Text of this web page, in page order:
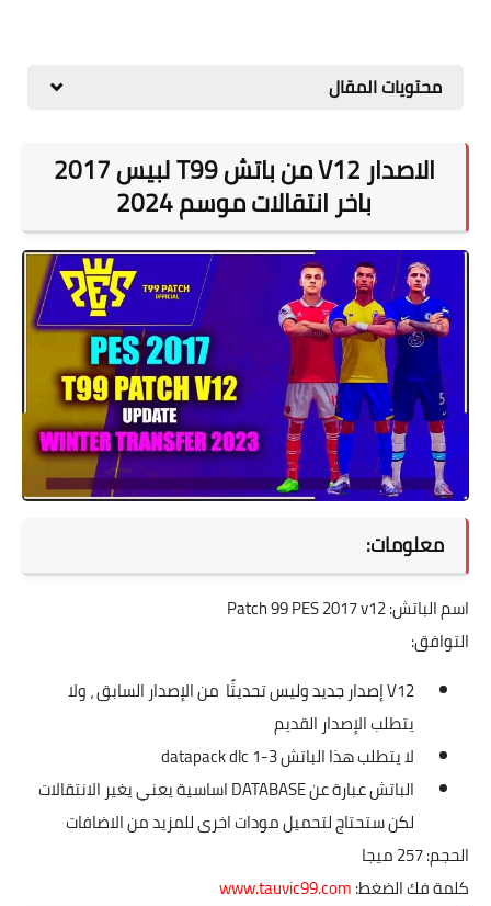
محتويات المقال
الاصدار V12 من باتش T99 لبيس 2017
باخر انتقالات موسم 2024
معلومات:
اسم الباتش: Patch 99 PES 2017 v12
التوافق:
V12 إصدار جديد وليس تحديثًا من الإصدار السابق ، ولا
يتطلب الإصدار القديم
لا يتطلب هذا الباتش datapack dlc 1-3
الباتش عبارة عن DATABASE اساسية يعني يغير الانتقالات
لكن ستحتاج لتحميل مودات اخرى للمزيد من الاضافات
الحجم: 257 ميجا
كلمة فك الضغط:www.tauvic99.com